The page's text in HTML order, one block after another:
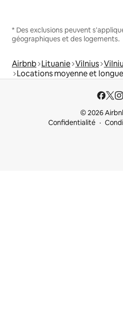
* Des exclusions peuvent
géographiques et des logements.
Airbnb Lituanie Vilnius
Locations moyenne et
© 2026
Confidentialité